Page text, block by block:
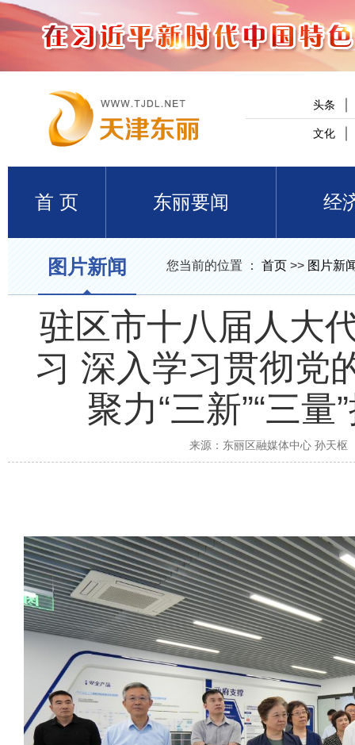
头条
文化
首 页 东丽要闻 经
图片新闻 您当前的位置 ： 首页 >> 图片新
驻区市十八届人大
习 深入学习贯彻党
聚力“三新”“三
来源： 东丽区融媒体中心 孙天